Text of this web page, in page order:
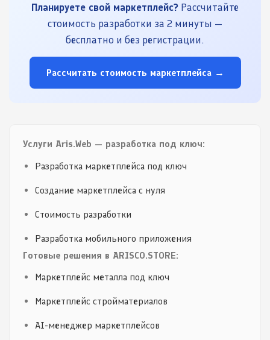
Планируете свой маркетплейс? Рассчитайте
стоимость разработки за 2 минуты —
бесплатно и без регистрации.
Рассчитать стоимость маркетплейса →
Услуги Aris.Web — разработка под ключ:
Разработка маркетплейса под ключ
Создание маркетплейса с нуля
Стоимость разработки
Разработка мобильного приложения
Готовые решения в ARISCO.STORE:
Маркетплейс металла под ключ
Маркетплейс стройматериалов
AI-менеджер маркетплейсов